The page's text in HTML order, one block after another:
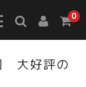
0
大好評の